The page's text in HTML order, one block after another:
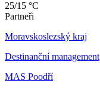
25/15 °C
Partneři
Moravskoslezský kraj
Destinanční management
MAS Poodří